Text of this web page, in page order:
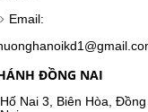
Email:
ĐỒNG NAI
Hố Nai 3, Biên Hòa, Đồng